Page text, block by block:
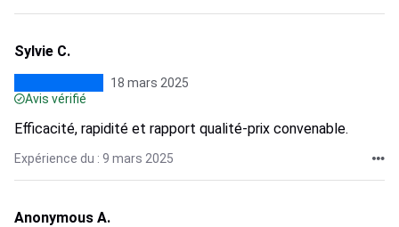
Sylvie C.
18 mars 2025
Avis vérifié
Efficacité, rapidité et rapport qualité-prix convenable.
Expérience du : 9 mars 2025
Anonymous A.